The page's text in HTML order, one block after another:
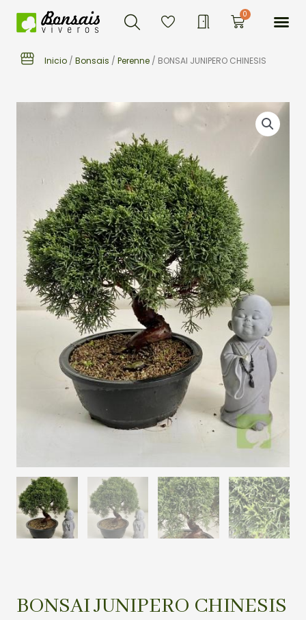
Buscar 0Carrito
Inicio / Bonsais / Perenne / BONSAI JUNIPERO CHINESIS
BONSAI JUNIPERO CHINESIS